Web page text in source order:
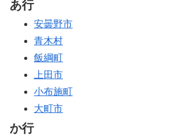
あ行
安曇野市
青木村
飯綱町
上田市
小布施町
大町市
か行